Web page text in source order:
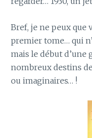
Bref, je ne peux que
premier tome… qui
mais le début d’une
nombreux destins
ou imaginaires… !